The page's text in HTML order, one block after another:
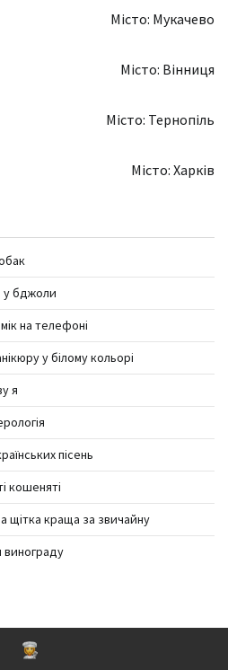
Місто: Мукачево
Місто: Вінниця
Місто: Тернопіль
Місто: Харків
у бджоли
на телефоні
у білому кольорі
я
пісень
кошеняті
щітка краща за звичайну
винограду